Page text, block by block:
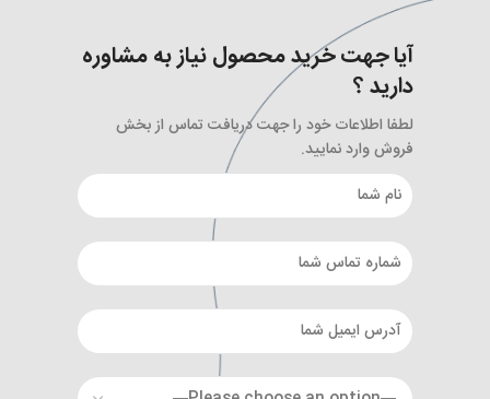
آیا جهت خرید محصول نیاز به مشاوره
دارید ؟
لطفا اطلاعات خود را جهت دریافت تماس از بخش
فروش وارد نمایید.